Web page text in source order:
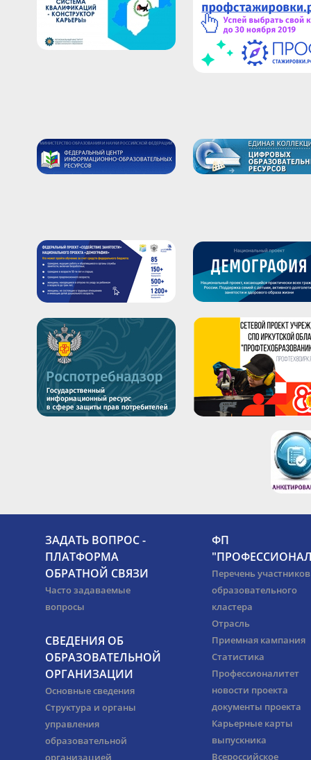
ЗАДАТЬ ВОПРОС -
ПЛАТФОРМА
ОБРАТНОЙ СВЯЗИ
Часто задаваемые
вопросы
СВЕДЕНИЯ ОБ
ОБРАЗОВАТЕЛЬНОЙ
ОРГАНИЗАЦИИ
Основные сведения
Структура и органы
управления
образовательной
ФП
Перечень участников
образовательного
кластера
Отрасль
Приемная кампания
Статистика
Профессионалитет
новости проекта
документы проекта
Карьерные карты
выпускника
Всероссийское